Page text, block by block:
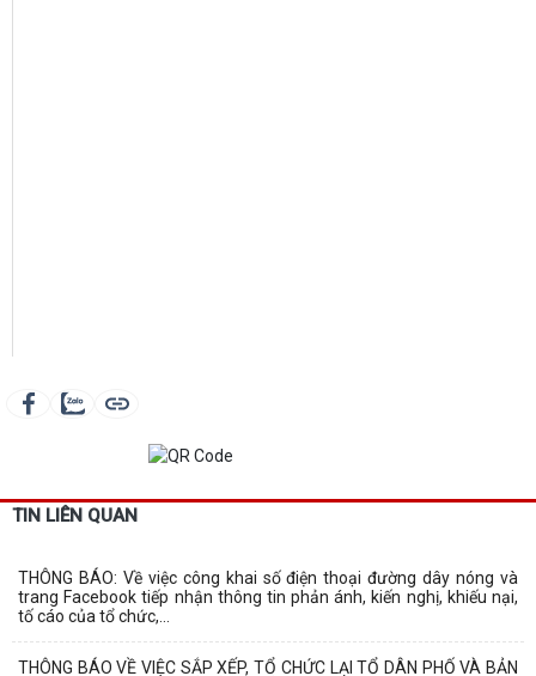
TIN LIÊN QUAN
THÔNG BÁO: Về việc công khai số điện thoại đường dây nóng và
trang Facebook tiếp nhận thông tin phản ánh, kiến nghị, khiếu nại,
tố cáo của tổ chức,...
THÔNG BÁO VỀ VIỆC SẮP XẾP, TỔ CHỨC LẠI TỔ DÂN PHỐ VÀ BẢN